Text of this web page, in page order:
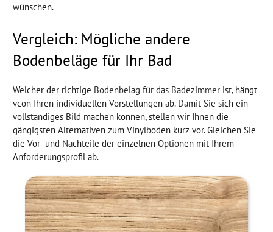
wünschen.
Vergleich: Mögliche andere
Bodenbeläge für Ihr Bad
Welcher der richtige Bodenbelag für das Badezimmer ist, hängt
vcon Ihren individuellen Vorstellungen ab. Damit Sie sich ein
vollständiges Bild machen können, stellen wir Ihnen die
gängigsten Alternativen zum Vinylboden kurz vor. Gleichen Sie
die Vor- und Nachteile der einzelnen Optionen mit Ihrem
Anforderungsprofil ab.